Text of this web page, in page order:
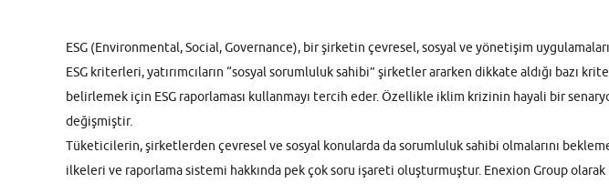
ESG (Environmental, Social, Governance), bir şirketin çevresel, sosyal ve yönetişim
ESG kriterleri, yatırımcıların “sosyal sorumluluk sahibi” şirketler ararken dikkate aldığı bazı
belirlemek için ESG raporlaması kullanmayı tercih eder. Özellikle iklim krizinin hayali bir
değişmiştir.
Tüketicilerin, şirketlerden çevresel ve sosyal konularda da sorumluluk sahibi olmalarını
ilkeleri ve raporlama sistemi hakkında pek çok soru işareti oluşturmuştur. Enexion Group olarak